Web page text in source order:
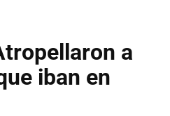
a
iban en